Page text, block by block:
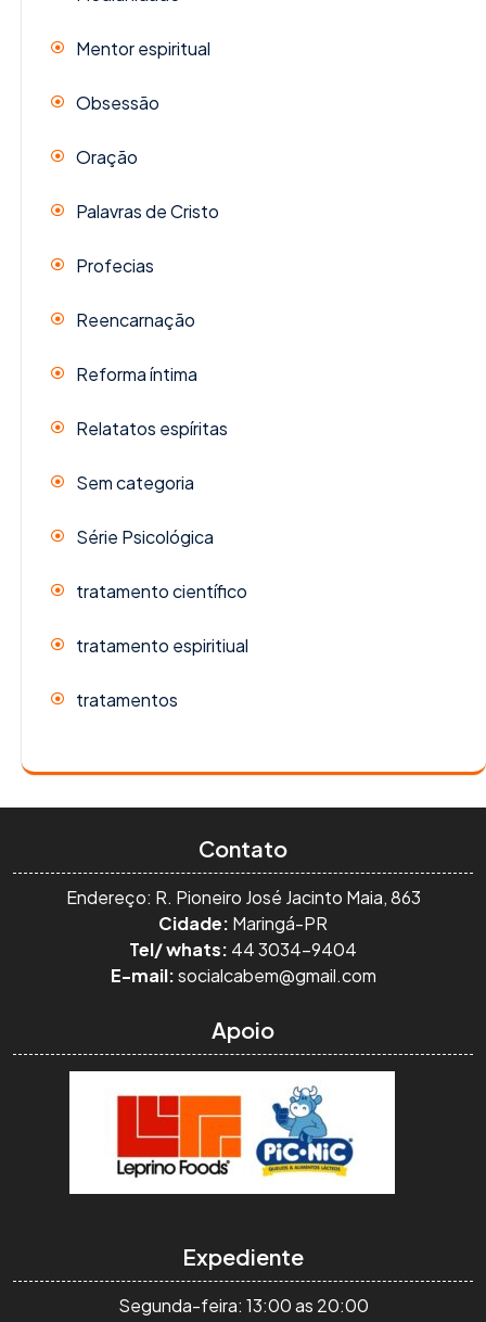
Mentor espiritual
Obsessão
Oração
Palavras de Cristo
Profecias
Reencarnação
Reforma íntima
Relatatos espíritas
Sem categoria
Série Psicológica
tratamento científico
tratamento espiritiual
tratamentos
Contato
Endereço: R. Pioneiro José Jacinto Maia, 863
Cidade: Maringá-PR
Tel/ whats: 44 3034-9404
E-mail:socialcabem@gmail.com
Apoio
Expediente
Segunda-feira: 13:00 as 20:00